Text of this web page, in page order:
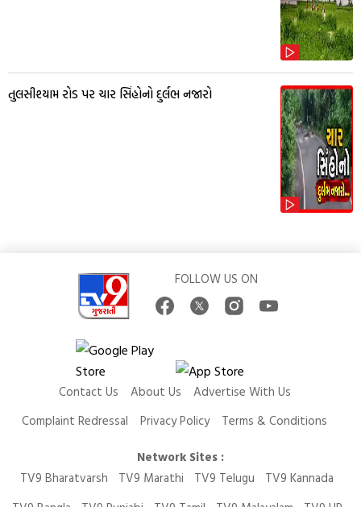
તુલસીશ્યામ રોડ પર ચાર સિંહોનો દુર્લભ નજારો
FOLLOW US ON
Contact Us About Us
Advertise With Us
Complaint Redressal
Privacy Policy
Terms & Conditions
Network Sites :
TV9 Bharatvarsh
TV9 Marathi TV9 Telugu
TV9 Kannada